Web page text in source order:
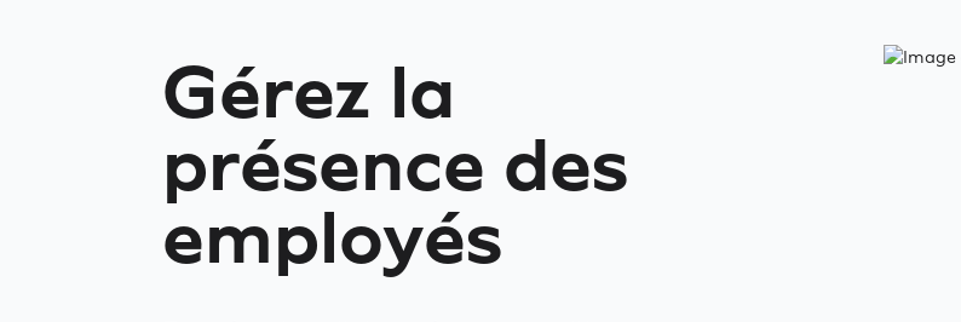
Gérez la
présence des
employés